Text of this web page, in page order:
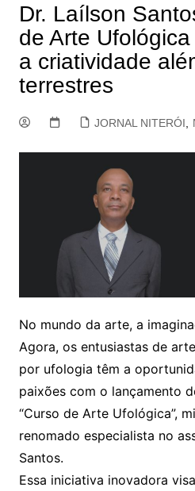
Dr. Laílson
de Arte
a criatividade
terrestres
JORNAL NITERÓI
No mundo da arte, a
Agora, os entusiastas de
por ufologia têm a
paixões com o lançamento
“Curso de Arte Ufológica”,
renomado especialista no
Santos.
Essa iniciativa inovadora